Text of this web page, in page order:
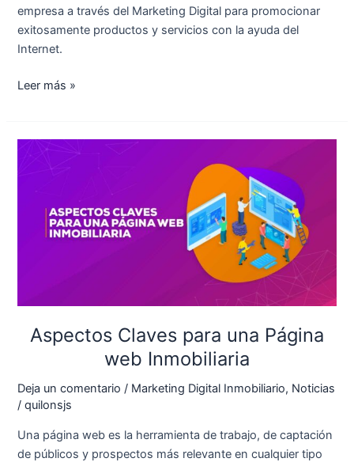
empresa a través del Marketing Digital para promocionar
exitosamente productos y servicios con la ayuda del
Internet.
Leer más »
Aspectos Claves para una Página
web Inmobiliaria
Deja un comentario / Marketing Digital Inmobiliario, Noticias
/quilonsjs
Una página web es la herramienta de trabajo, de captación
de públicos y prospectos más relevante en cualquier tipo
Aspectos
Claves
Página